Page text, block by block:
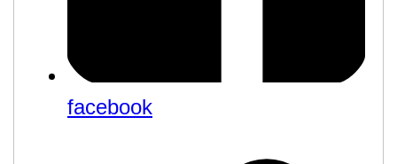
facebook